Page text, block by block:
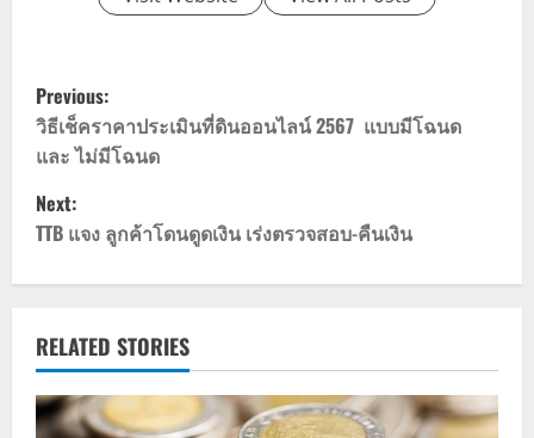
P
o
s
t
n
a
v
Previous:
วิธีเช็คราคาประเมินที่ดินออนไลน์ 2567 แบบมีโฉนด
และ ไม่มีโฉนด
Next:
TTB แจง ลูกค้าโดนดูดเงิน เร่งตรวจสอบ-คืนเงิน
RELATED STORIES